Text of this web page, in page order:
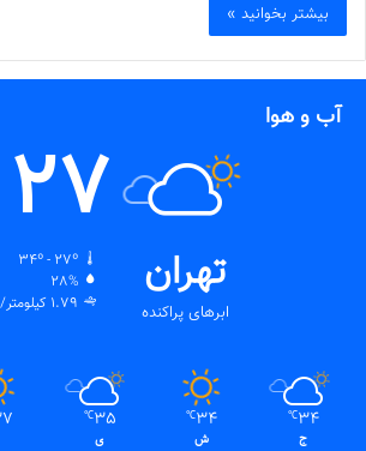
بیشتر بخوانید »
آب و هوا
تهران
ابرهای پراکنده
27
34º - 27º
28%
1.79 کیلومتر/ساعت
34
℃
ج
34
℃
ش
35
℃
ی